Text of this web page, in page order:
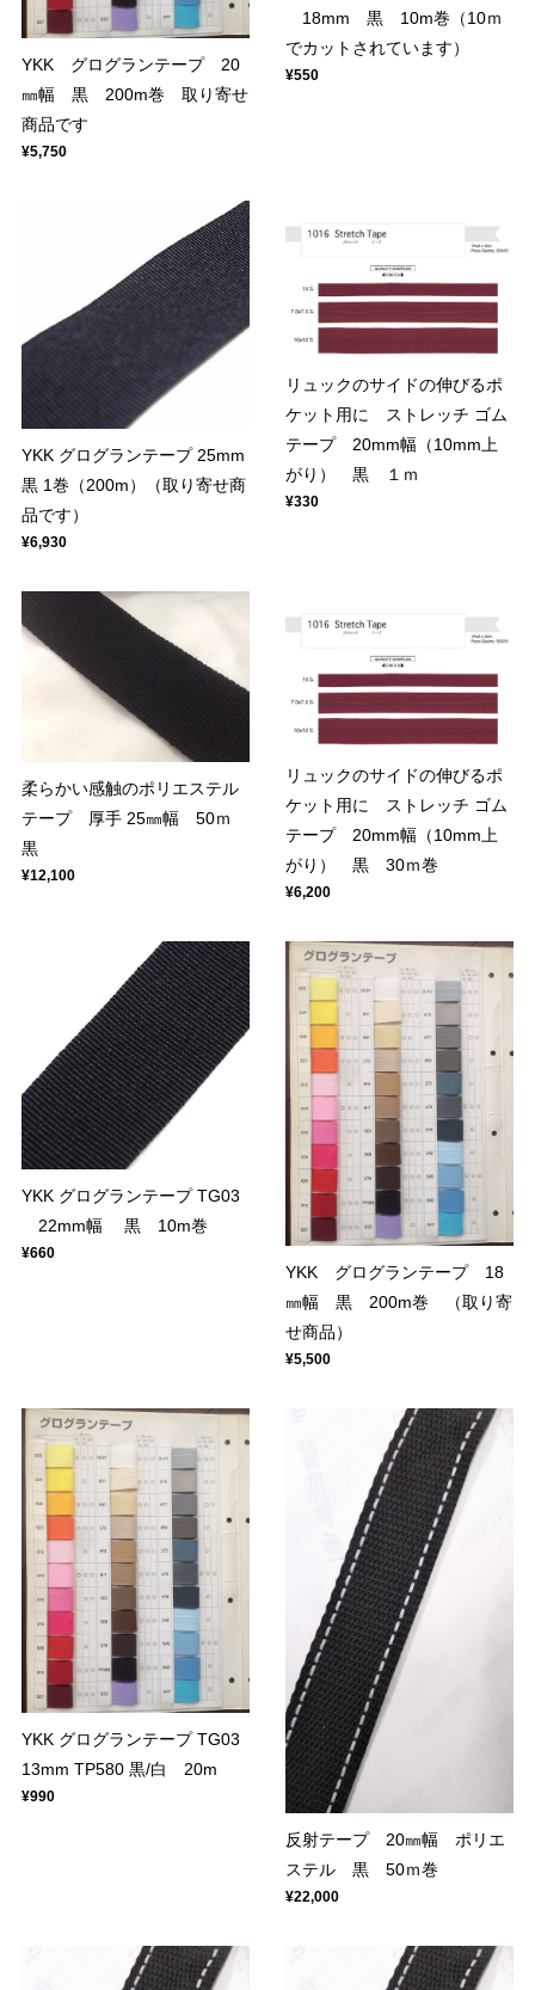
YKK グログランテープ 20
㎜幅 黒 200m巻 取り寄せ
商品です
¥5,750
18mm 黒 10m巻（10ｍ
でカットされています）
¥550
YKK グログランテープ 25mm
黒 1巻（200m）（取り寄せ商
品です）
¥6,930
リュックのサイドの伸びるポ
ケット用に ストレッチ ゴム
テープ 20mm幅（10mm上
がり） 黒 １ｍ
¥330
柔らかい感触のポリエステル
テープ 厚手 25㎜幅 50ｍ
黒
¥12,100
リュックのサイドの伸びるポ
ケット用に ストレッチ ゴム
テープ 20mm幅（10mm上
がり） 黒 30ｍ巻
¥6,200
YKK グログランテープ TG03
22mm幅 黒 10m巻
¥660
YKK グログランテープ 18
㎜幅 黒 200m巻 （取り寄
せ商品）
¥5,500
YKK グログランテープ TG03
13mm TP580 黒/白 20m
¥990
反射テープ 20㎜幅 ポリエ
ステル 黒 50ｍ巻
¥22,000